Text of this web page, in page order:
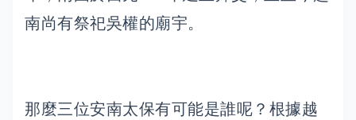
南尚有祭祀吳權的廟宇。
那麼三位安南太保有可能是誰呢？根據越